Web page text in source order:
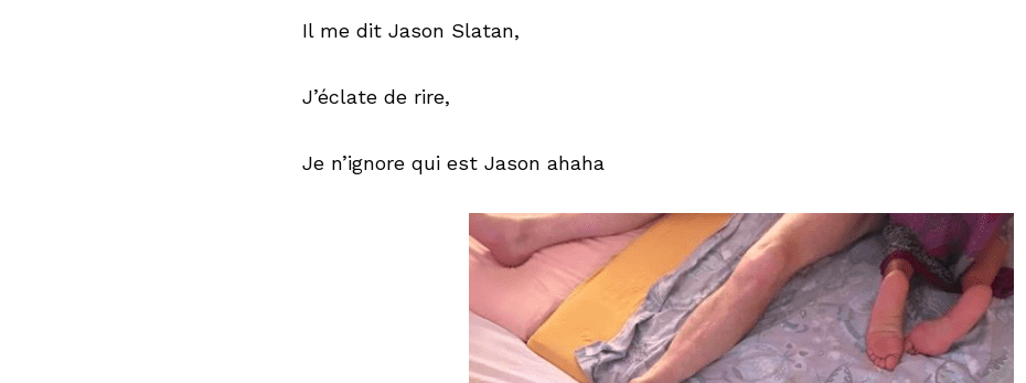
Il me dit Jason Slatan,
J’éclate de rire,
Je n’ignore qui est Jason ahaha